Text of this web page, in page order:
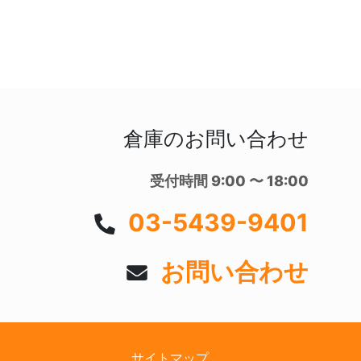
倉庫のお問い合わせ
受付時間 9:00 〜 18:00
03-5439-9401
お問い合わせ
サイトマップ